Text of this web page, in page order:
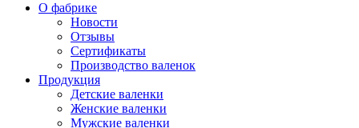
О фабрике
Новости
Отзывы
Сертификаты
Производство валенок
Продукция
Детские валенки
Женские валенки
Мужские валенки